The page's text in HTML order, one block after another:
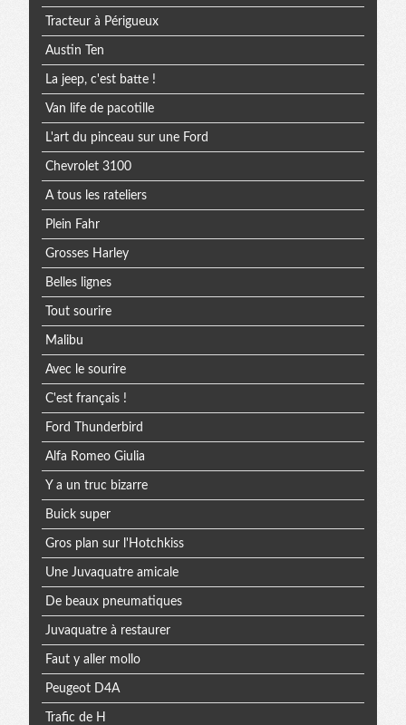
Tracteur à Périgueux
Austin Ten
La jeep, c'est batte !
Van life de pacotille
L'art du pinceau sur une Ford
Chevrolet 3100
A tous les rateliers
Plein Fahr
Grosses Harley
Belles lignes
Tout sourire
Malibu
Avec le sourire
C'est français !
Ford Thunderbird
Alfa Romeo Giulia
Y a un truc bizarre
Buick super
Gros plan sur l'Hotchkiss
Une Juvaquatre amicale
De beaux pneumatiques
Juvaquatre à restaurer
Faut y aller mollo
Peugeot D4A
Trafic de H